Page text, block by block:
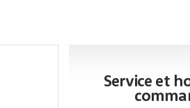
Service et